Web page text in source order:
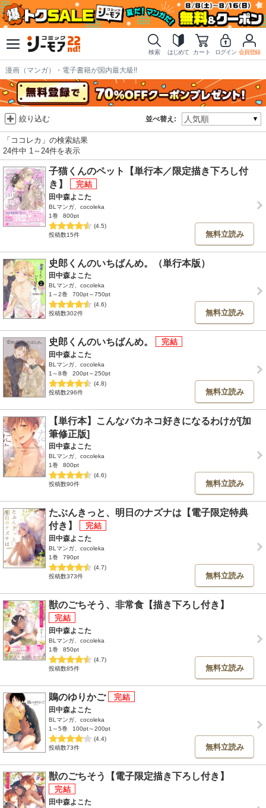
検索 はじめて カート ログイン 会員登録
漫画（マンガ）・電子書籍が国内最大級!!
並べ替え:
絞り込む
「ココレカ」の検索結果
24件中 1～24件を表示
子猫くんのペット【単行本／限定描き下ろし付
き】
田中森よこた
BLマンガ、cocoleka
1巻
800pt
(4.5)
投稿数15件
無料立読み
史郎くんのいちばんめ。（単行本版）
田中森よこた
BLマンガ、cocoleka
1～2巻
700pt～750pt
(4.6)
投稿数302件
無料立読み
史郎くんのいちばんめ。
田中森よこた
BLマンガ、cocoleka
1～8巻
200pt～250pt
(4.8)
投稿数296件
無料立読み
【単行本】こんなバカネコ好きになるわけが[加
筆修正版]
田中森よこた
BLマンガ、cocoleka
1巻
800pt
(4.6)
投稿数90件
無料立読み
たぶんきっと、明日のナズナは【電子限定特典
付き】
田中森よこた
BLマンガ、cocoleka
1巻
790pt
(4.7)
投稿数373件
無料立読み
獣のごちそう、非常食【描き下ろし付き】
田中森よこた
BLマンガ、cocoleka
1巻
850pt
(4.7)
投稿数85件
無料立読み
鵙のゆりかご
田中森よこた
BLマンガ、cocoleka
1～5巻
100pt～200pt
(4.4)
投稿数73件
無料立読み
獣のごちそう【電子限定描き下ろし付き】
田中森よこた